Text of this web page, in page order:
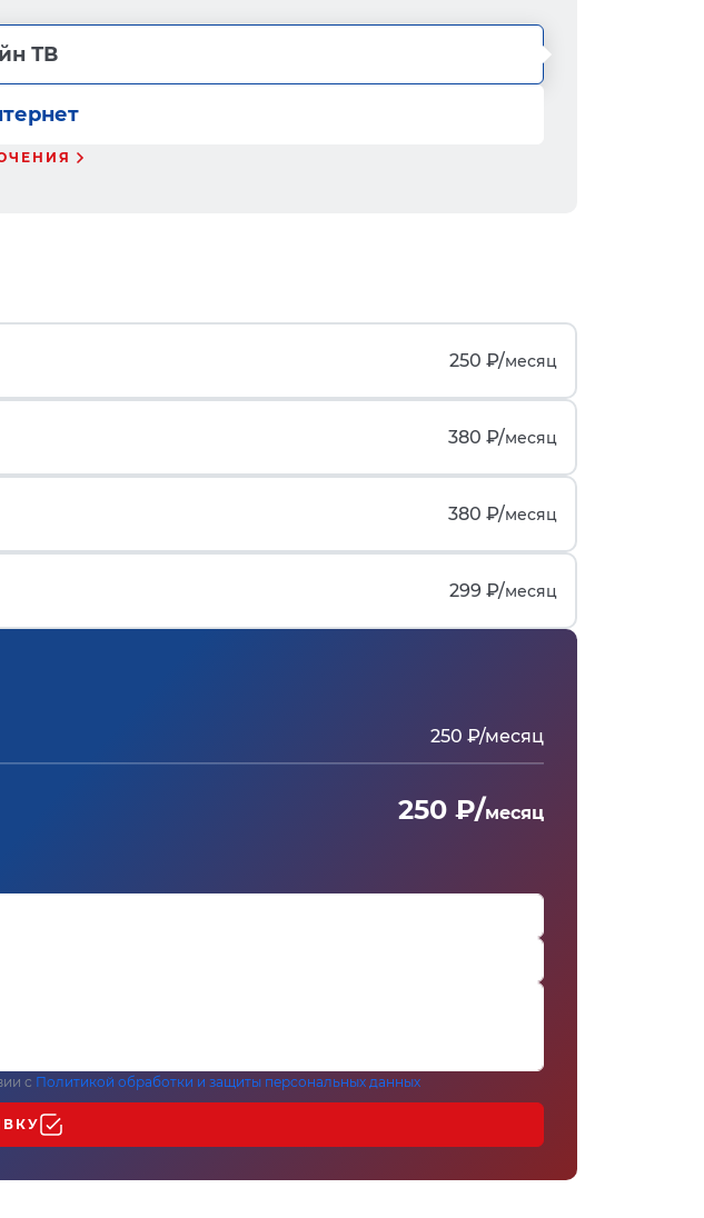
ТВ
250 ₽/месяц
380 ₽/месяц
380 ₽/месяц
299 ₽/месяц
250 ₽/месяц
250 ₽/месяц
с Политикой обработки и защиты персональных данных